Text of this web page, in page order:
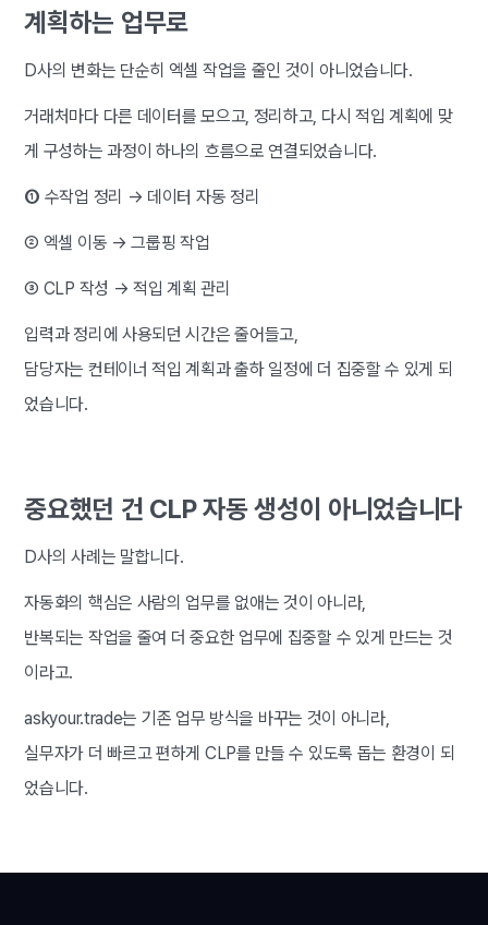
계획하는 업무로
D사의 변화는 단순히 엑셀 작업을 줄인 것이 아니었습니다.
거래처마다 다른 데이터를 모으고, 정리하고, 다시 적입 계획에 맞
게 구성하는 과정이 하나의 흐름으로 연결되었습니다.
① 수작업 정리 → 데이터 자동 정리
② 엑셀 이동 → 그룹핑 작업
③ CLP 작성 → 적입 계획 관리
입력과 정리에 사용되던 시간은 줄어들고,
담당자는 컨테이너 적입 계획과 출하 일정에 더 집중할 수 있게 되
었습니다.
중요했던 건 CLP 자동 생성이 아니었습니다
D사의 사례는 말합니다.
자동화의 핵심은 사람의 업무를 없애는 것이 아니라,
반복되는 작업을 줄여 더 중요한 업무에 집중할 수 있게 만드는 것
이라고.
askyour.trade는 기존 업무 방식을 바꾸는 것이 아니라,
실무자가 더 빠르고 편하게 CLP를 만들 수 있도록 돕는 환경이 되
었습니다.